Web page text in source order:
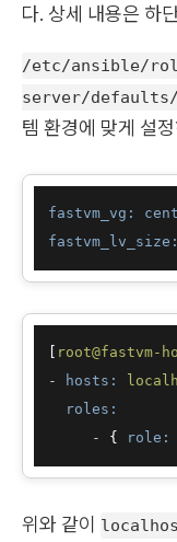
다. 상세 내용은 하
/etc/ansible/
server/defaults/
템 환경에 맞게 설
fastvm_vg:
fastvm_lv_size:
root@fastvm-
-
hosts:
roles:
-
{ role:
위와 같이